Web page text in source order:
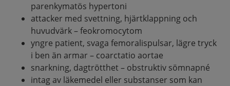
parenkymatös hypertoni
attacker med svettning, hjärtklappning och
huvudvärk – feokromocytom
yngre patient, svaga femoralispulsar, lägre tryck
i ben än armar – coarctatio aortae
snarkning, dagtrötthet – obstruktiv sömnapné
intag av läkemedel eller substanser som kan